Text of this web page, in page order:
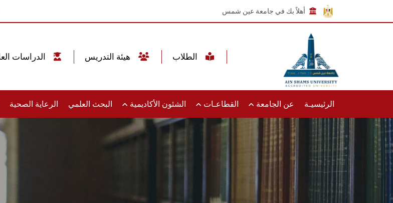
أهلاً بك في جامعة عين شمس
الرئيسيـة عن الجامعة القطاعـات الشئون الأكاديمية البحث العلمي الرعاية الصحية